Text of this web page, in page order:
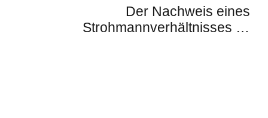
Der Nachweis eines
Strohmannverhältnisses im